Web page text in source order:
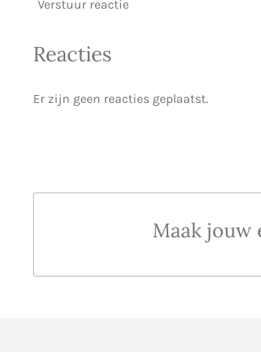
Verstuur reactie
Reacties
Er zijn geen reacties geplaatst.
Maak jouw